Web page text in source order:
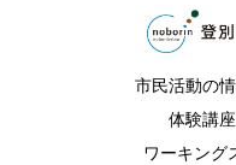
市民活動の
体験講
ワーキング